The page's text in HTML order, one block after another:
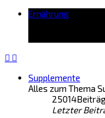
Ernährung
Supplemente
Alles zum Thema
25014
Letzter